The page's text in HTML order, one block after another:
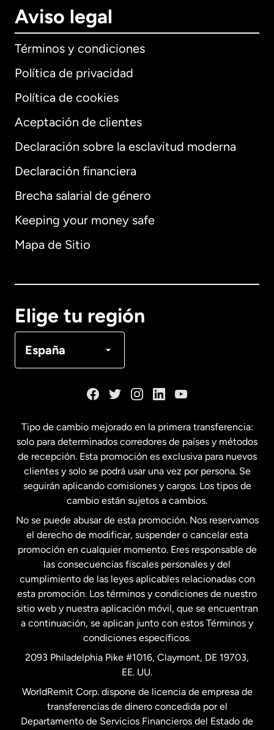
Aviso legal
Términos y condiciones
Política de privacidad
Política de cookies
Aceptación de clientes
Declaración sobre la esclavitud moderna
Declaración financiera
Brecha salarial de género
Keeping your money safe
Mapa de Sitio
Elige tu región
España
Internacional English
Alemania
Français
Estados Unidos English
Estados Unidos Español
Francia
Malasia
Nueva Zelanda
Países Bajos
Suecia
Tipo de cambio mejorado en la primera transferencia:
solo para determinados corredores de países y métodos
de recepción. Esta promoción es exclusiva para nuevos
clientes y solo se podrá usar una vez por persona. Se
seguirán aplicando comisiones y cargos. Los tipos de
cambio están sujetos a cambios.
No se puede abusar de esta promoción. Nos reservamos
el derecho de modificar, suspender o cancelar esta
promoción en cualquier momento. Eres responsable de
las consecuencias fiscales personales y del
cumplimiento de las leyes aplicables relacionadas con
esta promoción. Los términos y condiciones de nuestro
sitio web y nuestra aplicación móvil, que se encuentran
a continuación, se aplican junto con estos Términos y
condiciones específicos.
2093 Philadelphia Pike #1016, Claymont, DE 19703,
EE. UU.
WorldRemit Corp. dispone de licencia de empresa de
transferencias de dinero concedida por el
Departamento de Servicios Financieros del Estado de